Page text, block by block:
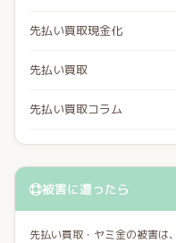
先払い買取現金化
先払い買取
先払い買取コラム
被害に遭ったら
先払い買取・ヤミ金の被害は